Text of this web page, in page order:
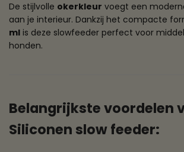
De stijlvolle okerkleur voegt een
aan je interieur. Dankzij het compacte
ml is deze slowfeeder perfect voor
honden.
Belangrijkste voordelen
Siliconen slow feeder: